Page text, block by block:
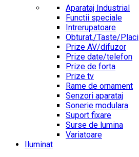
Aparataj Industrial
Functii speciale
Intrerupatoare
Obturat./Taste/Placi
Prize AV/difuzor
Prize date/telefon
Prize de forta
Prize tv
Rame de ornament
Senzori aparataj
Sonerie modulara
Suport fixare
Surse de lumina
Variatoare
Iluminat